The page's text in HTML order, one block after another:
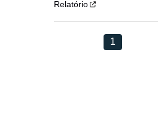
Relatório
1